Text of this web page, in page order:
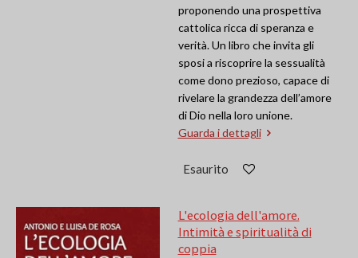
proponendo una prospettiva
cattolica ricca di speranza e
verità. Un libro che invita gli
sposi a riscoprire la sessualità
come dono prezioso, capace di
rivelare la grandezza dell’amore
di Dio nella loro unione.
Guarda i dettagli
Esaurito
L'ecologia dell'amore.
Intimità e spiritualità di
coppia